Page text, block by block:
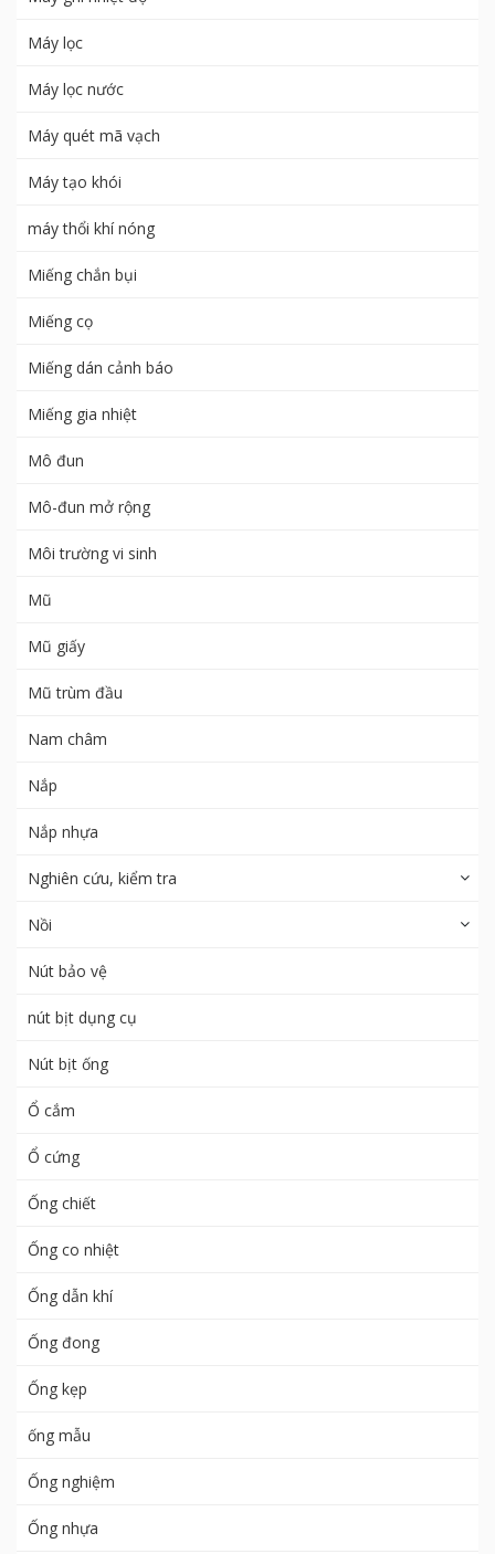
Máy lọc
Máy lọc nước
Máy quét mã vạch
Máy tạo khói
máy thổi khí nóng
Miếng chắn bụi
Miếng cọ
Miếng dán cảnh báo
Miếng gia nhiệt
Mô đun
Mô-đun mở rộng
Môi trường vi sinh
Mũ
Mũ giấy
Mũ trùm đầu
Nam châm
Nắp
Nắp nhựa
Nghiên cứu, kiểm tra
Nồi
Nút bảo vệ
nút bịt dụng cụ
Nút bịt ống
Ổ cắm
Ổ cứng
Ống chiết
Ống co nhiệt
Ống dẫn khí
Ống đong
Ống kẹp
ống mẫu
Ống nghiệm
Ống nhựa